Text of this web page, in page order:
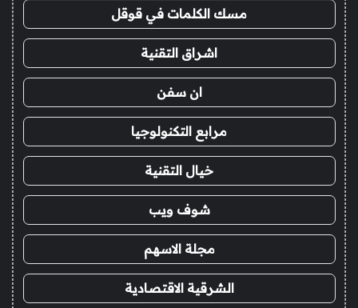
مسك الكلمات في قوقل
اشراق التقنية
ان سفن
مرابع التكنولوجيا
خيال التقنية
شوف ويب
مجلة الاسهم
الشرقية الاقتصادية